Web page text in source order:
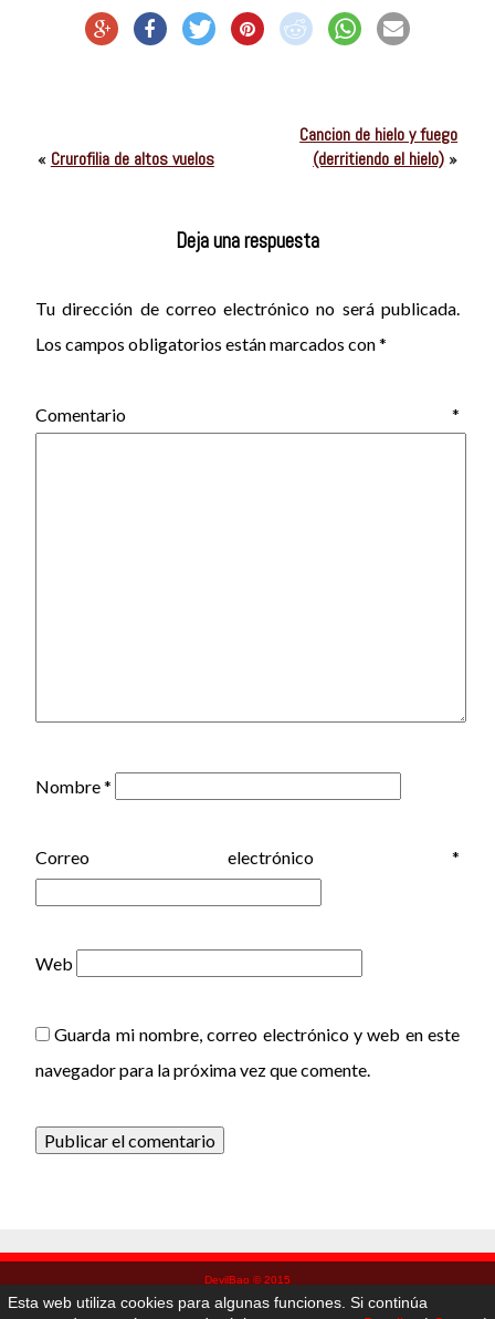
« Crurofilia de altos vuelos
Cancion de hielo y fuego
(derritiendo el hielo) »
Deja una respuesta
Tu dirección de correo electrónico no será publicada.
Los campos obligatorios están marcados con*
Comentario *
Nombre*
Correo electrónico *
Web
Guarda mi nombre, correo electrónico y web en este
navegador para la próxima vez que comente.
DevilBao © 2015
Esta web utiliza cookies para algunas funciones. Si continúa